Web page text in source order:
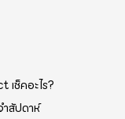
ยไปบริเวณขา
กดติดตามเพื่อ
ช็คอะไร?
ำสัปดาห์